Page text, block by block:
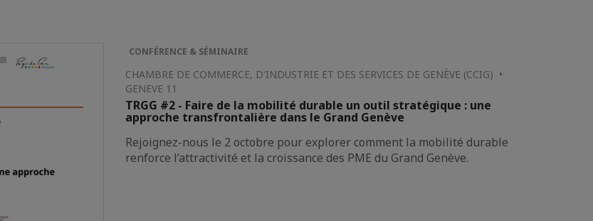
CONFÉRENCE & SÉMINAIRE
CHAMBRE DE COMMERCE, D'INDUSTRIE ET DES SERVICES DE GENÈVE (CCIG) •
GENEVE 11
TRGG #2 - Faire de la mobilité durable un outil stratégique : une
approche transfrontalière dans le Grand Genève
Rejoignez-nous le 2 octobre pour explorer comment la mobilité durable
renforce l’attractivité et la croissance des PME du Grand Genève.